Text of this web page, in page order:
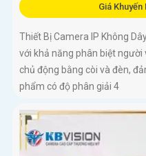
Giá Khuyến
Thiết Bị Camera IP Không
với khả năng phân biệt
chủ động bằng còi và đèn,
phẩm có độ phân giải 4